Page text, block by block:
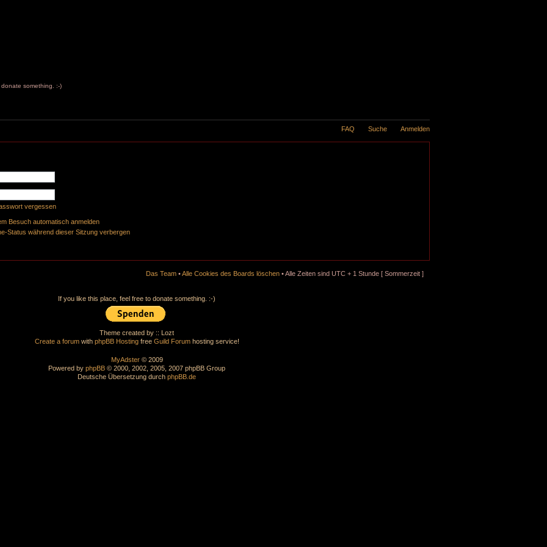
something. :-)
FAQ Suche Anmelden
vergessen
Besuch automatisch anmelden
Status während dieser Sitzung verbergen
Das Team •Alle Cookies des Boards löschen • Alle Zeiten sind UTC + 1 Stunde [ Sommerzeit ]
If you like this place, feel free to donate something. :-)
Theme created by :: Lozt
Create a forumwith phpBB Hostingfree Guild Forumhosting service!
MyAdster© 2009
Powered by phpBB © 2000, 2002, 2005, 2007 phpBB Group
Deutsche Übersetzung durch phpBB.de